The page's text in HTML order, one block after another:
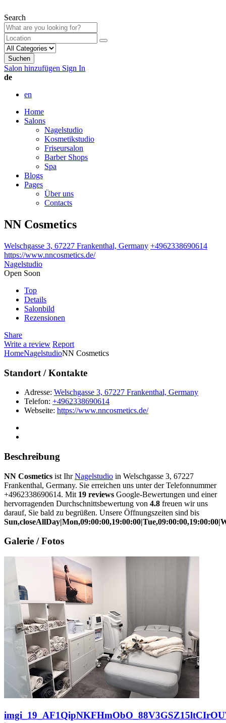
Search
Suchen
Salon hinzufügen Sign In
de
en
Home
Salons
Nagelstudio
Kosmetikstudio
Friseursalon
Barber Shops
Spa
Blogs
Pages
Über uns
Contacts
NN Cosmetics
Welschgasse 3, 67227 Frankenthal, Germany +4962338690614
https://www.nncosmetics.de/
Nagelstudio
Open Soon
Top
Details
Salonbild
Rezensionen
Share
Write a review Report
HomeNagelstudioNN Cosmetics
Standort / Kontakte
Adresse: Welschgasse 3, 67227 Frankenthal, Germany
Telefon: +4962338690614
Webseite: https://www.nncosmetics.de/
Beschreibung
NN Cosmetics ist IhrNagelstudio in Welschgasse 3, 67227
Frankenthal, Germany. Sie erreichen uns unter der Telefonnummer
+4962338690614. Mit 19 reviews Google-Bewertungen und einer
hervorragenden Durchschnittsbewertung von 4.8 freuen wir uns
darauf, Sie bald zu begrüßen. Unsere Öffnungszeiten sind bis
Galerie / Fotos